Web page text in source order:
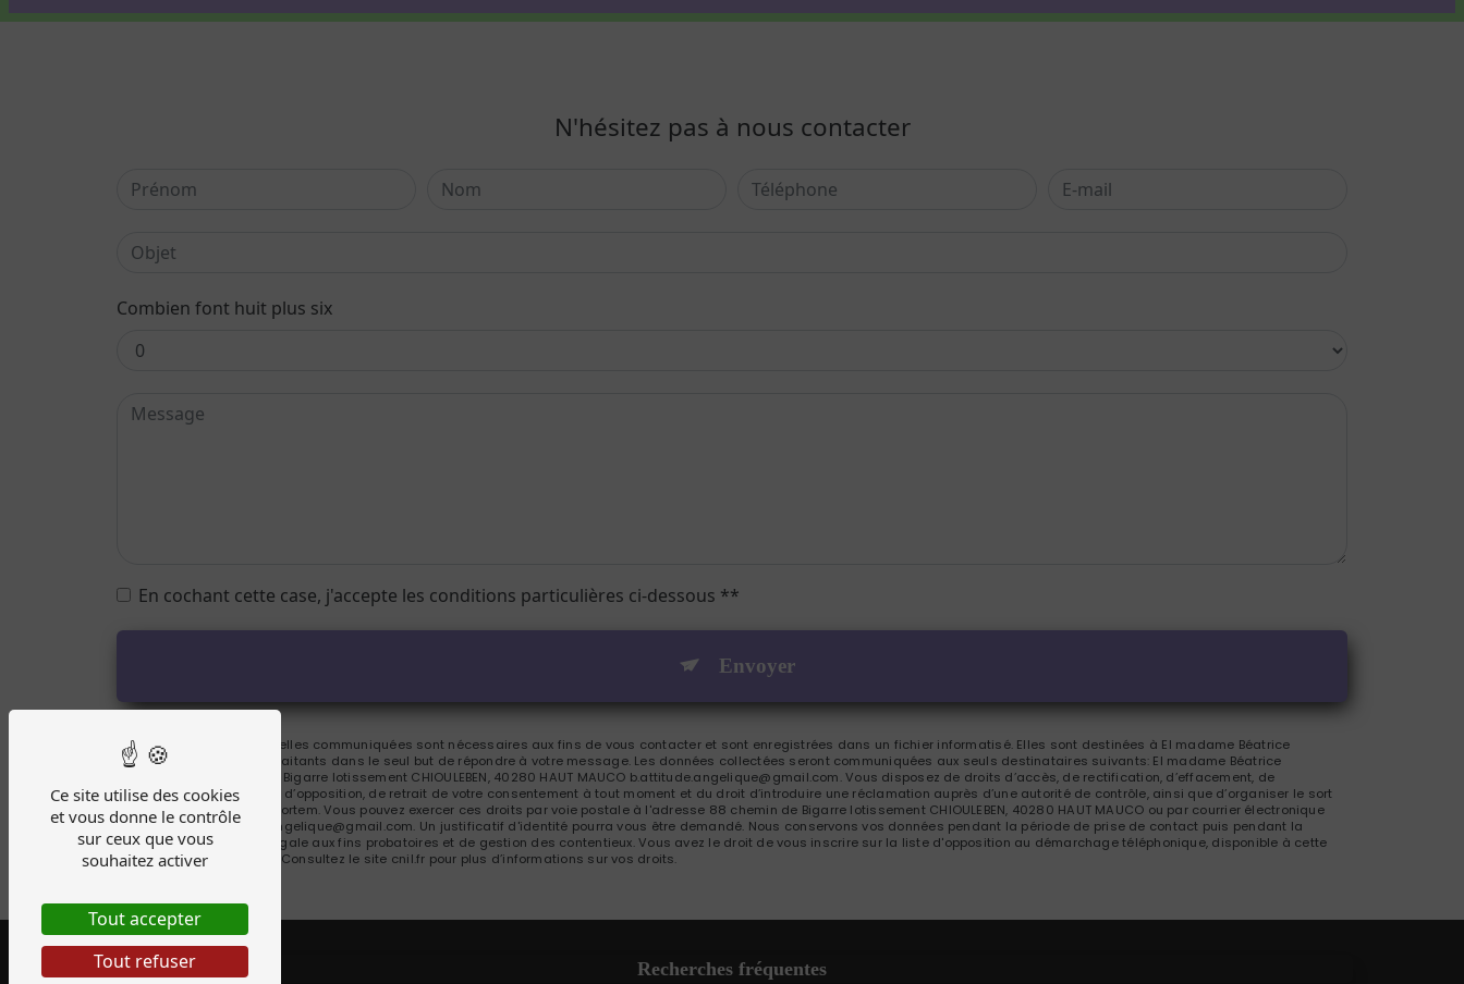
N'hésitez pas à nous contacter
Combien font huit plus six
En cochant cette case, j'accepte les conditions particulières ci-dessous **
Envoyer
** Les données personnelles communiquées sont nécessaires aux fins de vous contacter et sont enregistrées dans un fichier informatisé. Elles sont destinées à El madame Béatrice
Bousquet et ses sous-traitants dans le seul but de répondre à votre message. Les données collectées seront communiquées aux seuls destinataires suivants: El madame Béatrice
Bousquet 88 chemin de Bigarre lotissement CHIOULEBEN, 40280 HAUT MAUCO b.attitude.angelique@gmail.com. Vous disposez de droits d’accès, de rectification, d’effacement, de
portabilité, de limitation, d’opposition, de retrait de votre consentement à tout moment et du droit d’introduire une réclamation auprès d’une autorité de contrôle, ainsi que d’organiser le sort
de vos données post-mortem. Vous pouvez exercer ces droits par voie postale à l'adresse 88 chemin de Bigarre lotissement CHIOULEBEN, 40280 HAUT MAUCO ou par courrier électronique
à l'adresse b.attitude.angelique@gmail.com. Un justificatif d'identité pourra vous être demandé. Nous conservons vos données pendant la période de prise de contact puis pendant la
durée de prescription légale aux fins probatoires et de gestion des contentieux. Vous avez le droit de vous inscrire sur la liste d'opposition au démarchage téléphonique, disponible à cette
adresse:Bloctel.gouv.fr . Consultez le site cnil.fr pour plus d’informations sur vos droits.
Recherches fréquentes
Ce site utilise des cookies
et vous donne le contrôle
sur ceux que vous
souhaitez activer
Tout accepter
Tout refuser